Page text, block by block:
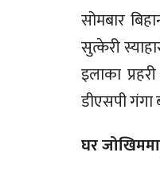
सोमबार
सुत्केरी
इलाका
डीएसपी गंगा
घर